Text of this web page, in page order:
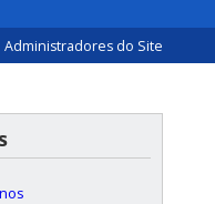
Administradores do Site